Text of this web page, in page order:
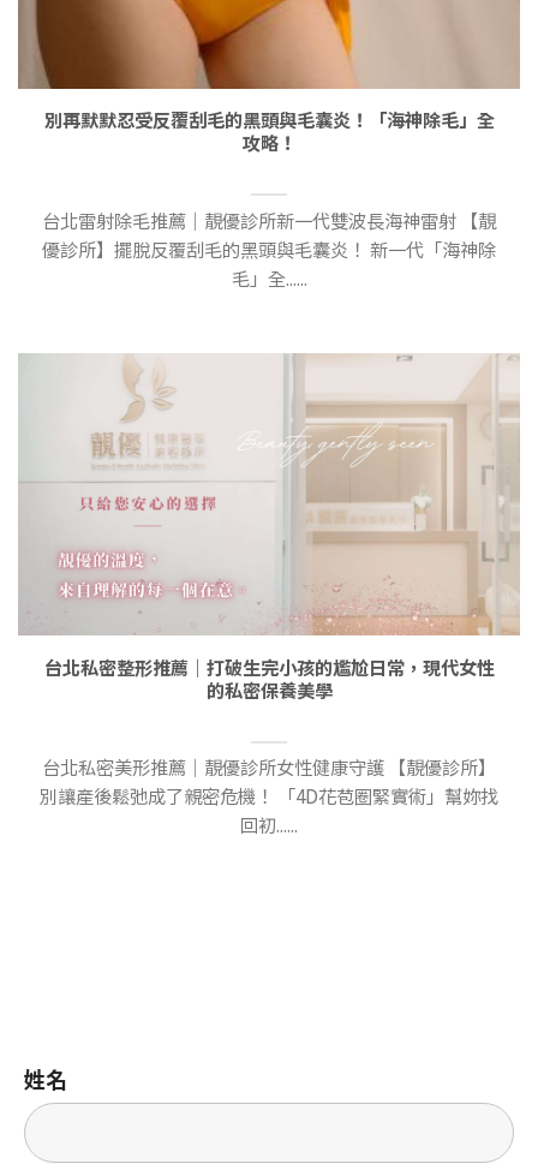
別再默默忍受反覆刮毛的黑頭與毛囊炎！「海神除毛」全
攻略！
台北雷射除毛推薦｜靚優診所新一代雙波長海神雷射 【靚
優診所】擺脫反覆刮毛的黑頭與毛囊炎！ 新一代「海神除
毛」全......
台北私密整形推薦｜打破生完小孩的尷尬日常，現代女性
的私密保養美學
台北私密美形推薦｜靚優診所女性健康守護 【靚優診所】
別讓產後鬆弛成了親密危機！ 「4D花苞圈緊實術」幫妳找
回初......
姓名